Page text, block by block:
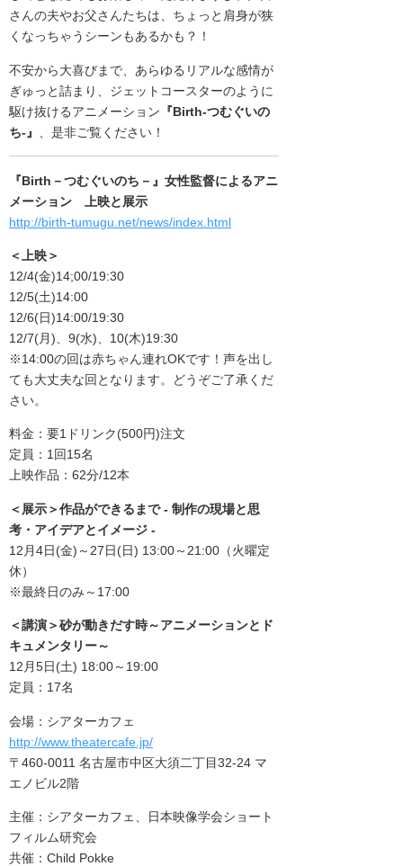
さんの夫やお父さんたちは、ちょっと肩身が狭
くなっちゃうシーンもあるかも？！
不安から大喜びまで、あらゆるリアルな感情が
ぎゅっと詰まり、ジェットコースターのように
駆け抜けるアニメーション 『Birth-つむぐいの
ち-』
、是非ご覧ください！
『Birth－つむぐいのち－』女性監督によるアニ
メーション 上映と展示
http://birth-tumugu.net/news/index.html
＜上映＞
12/4(金)14;00/19:30
12/5(土)14:00
12/6(日)14:00/19:30
12/7(月)、9(水)、10(木)19:30
※14:00の回は赤ちゃん連れOKです！声を出し
ても大丈夫な回となります。どうぞご了承くだ
さい。
料金：要1ドリンク(500円)注文
定員：1回15名
上映作品：62分/12本
＜展示＞作品ができるまで - 制作の現場と思
考・アイデアとイメージ -
12月4日(金)～27日(日) 13:00～21:00（火曜定
休）
※最終日のみ～17:00
＜講演＞砂が動きだす時～アニメーションとド
キュメンタリー～
12月5日(土) 18:00～19:00
定員：17名
会場：シアターカフェ
http://www.theatercafe.jp/
〒460-0011 名古屋市中区大須二丁目32-24 マ
エノビル2階
主催： シアターカフェ、日本映像学会ショート
フィルム研究会
共催：Child Pokke